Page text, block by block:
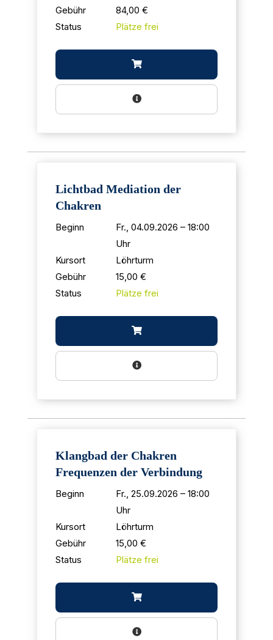
Gebühr
84,00 €
Status
Plätze frei
Lichtbad Mediation der
Chakren
Beginn
Fr., 04.09.2026 – 18:00
Uhr
Kursort
Löhrturm
Gebühr
15,00 €
Status
Plätze frei
Klangbad der Chakren
Frequenzen der Verbindung
Beginn
Fr., 25.09.2026 – 18:00
Uhr
Kursort
Löhrturm
Gebühr
15,00 €
Status
Plätze frei